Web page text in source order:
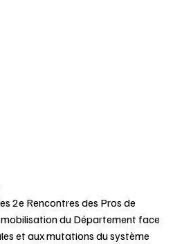
2e Rencontres des Pros de
du Département face
et aux mutations du système